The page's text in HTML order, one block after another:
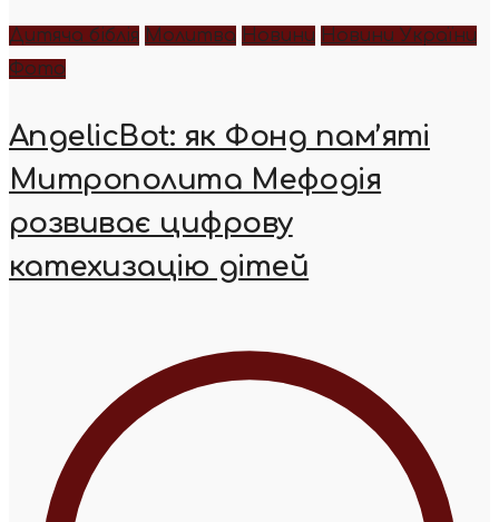
Дитяча біблія Молитва Новини Новини України
Фото
AngelicBot: як Фонд пам’яті
Митрополита Мефодія
розвиває цифрову
катехизацію дітей